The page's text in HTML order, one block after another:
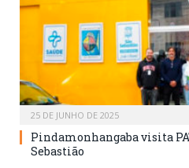
25 DE JUNHO DE 2025
Pindamonhangaba visita
Sebastião